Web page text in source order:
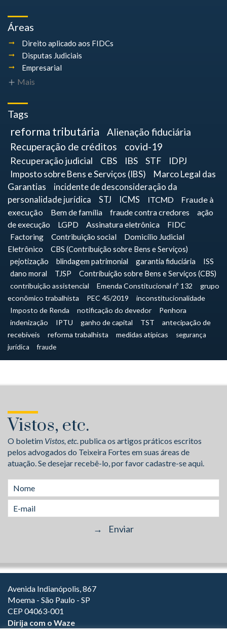
Áreas
Direito aplicado aos FIDCs
Disputas Judiciais
Empresarial
Mais
Tags
reforma tributária
Alienação fiduciária
Recuperação de créditos
covid-19
Recuperação judicial CBS IBS STF
IDPJ
Imposto sobre Bens e Serviços (IBS)
Marco Legal das
Garantias
incidente de desconsideração da
personalidade jurídica
STJ ICMS ITCMD
Fraude à
execução
Bem de família fraude contra credores
ação
de execução
LGPD Assinatura eletrônica
FIDC
Factoring
Contribuição social
Domicílio Judicial
Eletrônico
CBS (Contribuição sobre Bens e Serviços)
pejotização
blindagem patrimonial garantia fiduciária
ISS
dano moral
TJSP Contribuição sobre Bens e Serviços (CBS)
contribuição assistencial Emenda Constitucional nº 132
grupo
econômico trabalhista
PEC 45/2019
inconstitucionalidade
Imposto de Renda
notificação do devedor
Penhora
indenização
IPTU ganho de capital TST
antecipação de
recebíveis
reforma trabalhista medidas atípicas
segurança
jurídica
fraude
Vistos, etc.
O boletim Vistos, etc.publica os artigos práticos escritos
pelos advogados do Teixeira Fortes em suas áreas de
atuação. Se desejar recebê-lo, por favor cadastre-se aqui.
Avenida Indianópolis, 867
Moema - São Paulo - SP
CEP 04063-001
Dirija com o Waze